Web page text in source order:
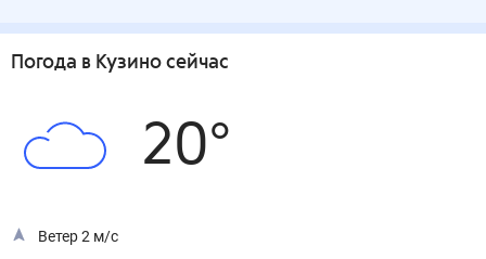
Погода в Кузино сейчас
20°
Ветер 2 м/с